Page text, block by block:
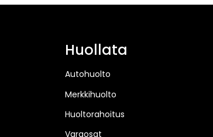
Huollata
Autohuolto
Merkkihuolto
Huoltorahoitus
Varaosat